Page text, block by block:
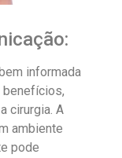
informada
cirurgia. A
ambiente
pode